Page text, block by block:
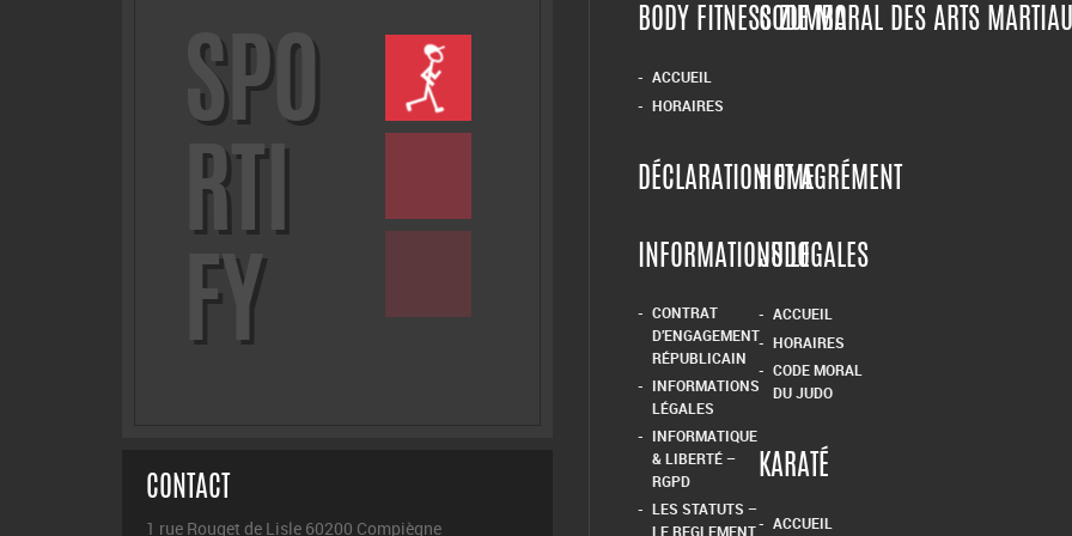
SPO
RTI
FY
CONTACT
1 rue Rouget de Lisle 60200 Compiègne
BODY FITNESS ZUMBA
ACCUEIL
HORAIRES
CODE MORAL DES ARTS
DÉCLARATION ET AGRÉMENT
HOME
INFORMATIONS LEGALES
CONTRAT
D’ENGAGEMENT
RÉPUBLICAIN
INFORMATIONS
LÉGALES
INFORMATIQUE
& LIBERTÉ –
RGPD
LES STATUTS –
LE REGLEMENT
JUDO
ACCUEIL
HORAIRES
CODE MORAL
DU JUDO
KARATÉ
ACCUEIL